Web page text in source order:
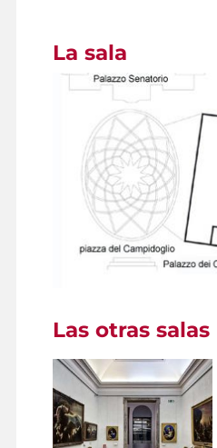
La sala
Las otras salas